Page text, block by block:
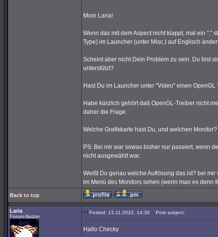
Moin Laria!
Wenn das mit dem Aspect nicht klappt, mal ein ","
Type) im Launcher (unter Misc.) auf Englisch
Scheint aber nicht Dein Problem zu sein. Du bist
unterstützt?
Hast Du im Launcher unter "Video" einen
Habe kürzlich gehört daß OpenGL-Treiber nicht
daher die Frage:
Welche Grafikkarte hast Du, und welchen Monitor?
PS: Bei mir war sowas bisher nur passiert, wenn
nicht ausgewählt war.
Weißt Du genau welche Auflösung das ist? bei
im Menü des Monitors sehen (wenn man es denn
Back to top
Laria
Forum-Nutzer
Posted: 13.11.2022, 14:30 Post subject:
Hallo Checky